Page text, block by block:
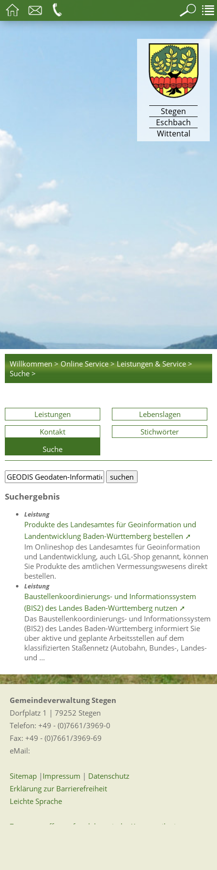
Stegen
Eschbach
Wittental
Willkommen > Online Service > Leistungen & Service >
Suche >
Leistungen
Lebenslagen
Kontakt
Stichwörter
Suche
Suchergebnis
Leistung
Produkte des Landesamtes für Geoinformation und
Landentwicklung Baden-Württemberg bestellen ➚
Im Onlineshop des Landesamtes für Geoinformation
und Landentwicklung, auch LGL-Shop genannt, können
Sie Produkte des amtlichen Vermessungswesens direkt
bestellen.
Leistung
Baustellenkoordinierungs- und Informationssystem
(BIS2) des Landes Baden-Württemberg nutzen ➚
Das Baustellenkoordinierungs- und Informationssystem
(BIS2) des Landes Baden-Württemberg informiert Sie
über aktive und geplante Arbeitsstellen auf dem
klassifizierten Staßennetz (Autobahn, Bundes-, Landes-
und …
Gemeindeverwaltung Stegen
Dorfplatz 1 | 79252 Stegen
Telefon: +49 - (0)7661/3969-0
Fax: +49 - (0)7661/3969-69
eMail:
Sitemap | Impressum | Datenschutz
Erklärung zur Barrierefreiheit
Leichte Sprache
Zugangseröffnung für elektronische Kommunikation